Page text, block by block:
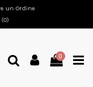
un Ordine
(0)
0